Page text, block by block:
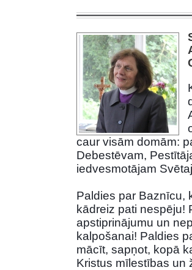
caur visām domām:
Debestēvam,
iedvesmotājam
Paldies par Baznīcu,
kādreiz pati nespēju!
apstiprinājumu un
kalpošanai! Paldies
mācīt, sapņot, kopā
Kristus mīlestības un